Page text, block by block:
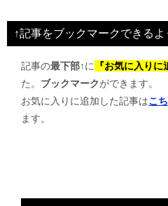
↑記事をブックマークできる
記事の最下部↑に 『お気に入り
た。 ブックマークができます。
お気に入りに追加した記事はこ
ます。